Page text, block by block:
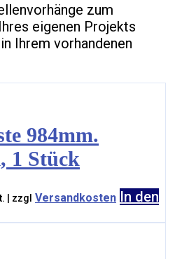
zum
eigenen Projekts
Ihrem vorhandenen
984mm.
1 Stück
| zzgl Versandkosten In den